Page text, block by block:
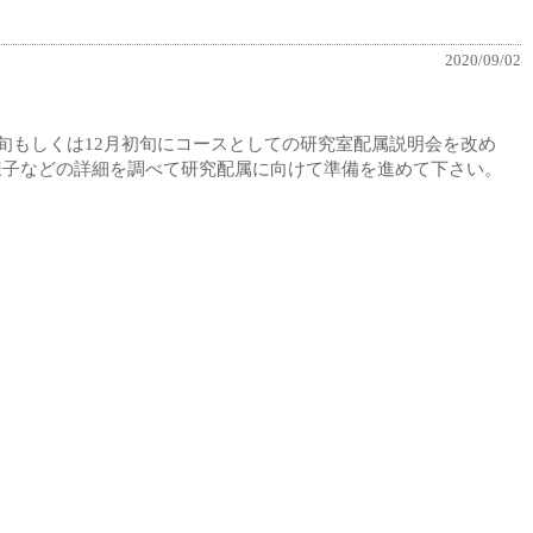
2020/09/02
しくは12月初旬にコースとしての研究室配属説明会を改め
どの詳細を調べて研究配属に向けて準備を進めて下さい。